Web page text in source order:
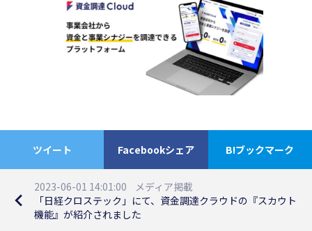
ツイート Facebookシェア B!ブックマーク
navigate_before
2023-06-01 14:01:00
メディア掲載
「日経クロステック」にて、資金調達クラウドの『スカウト
機能』が紹介されました